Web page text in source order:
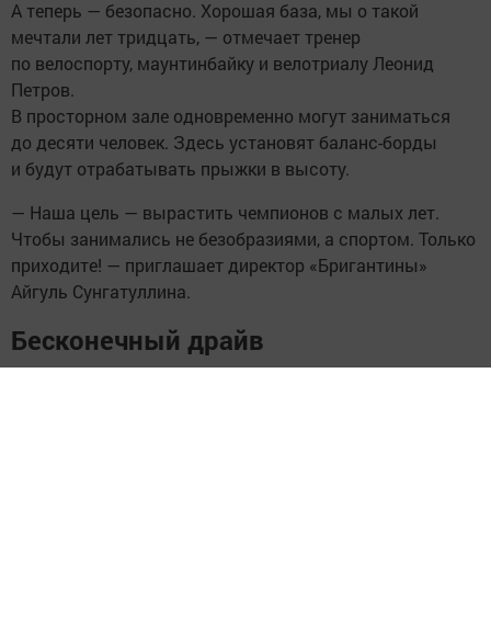
А теперь — безопасно. Хорошая база, мы о такой
мечтали лет тридцать, — отмечает тренер
по велоспорту, маунтинбайку и велотриалу Леонид
Петров.
В просторном зале одновременно могут заниматься
до десяти человек. Здесь установят баланс-борды
и будут отрабатывать прыжки в высоту.
— Наша цель — вырастить чемпионов с малых лет.
Чтобы занимались не безобразиями, а спортом. Только
приходите! — приглашает директор «Бригантины»
Айгуль Сунгатуллина.
Бесконечный драйв